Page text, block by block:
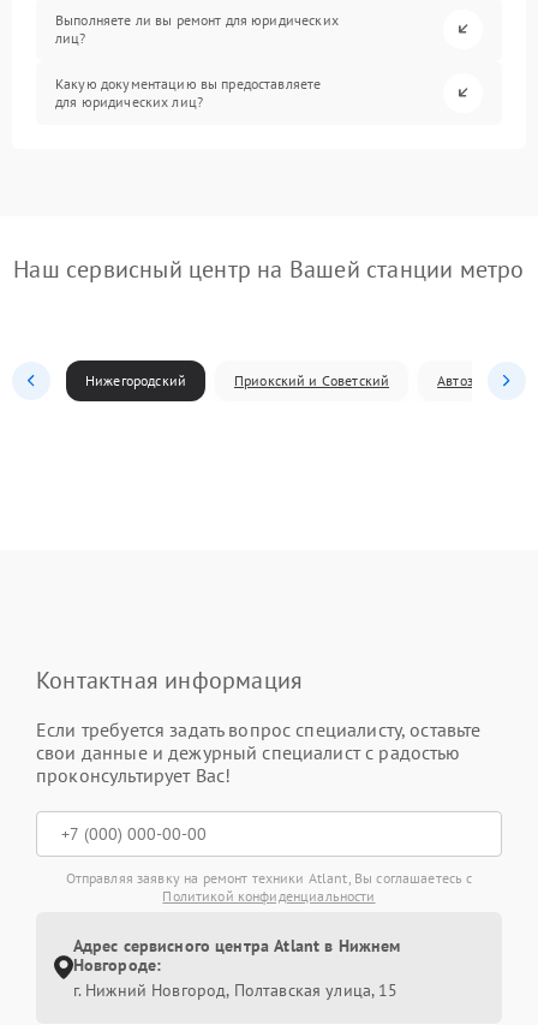
Выполняете ли вы ремонт для юридических
лиц?
Какую документацию вы предоставляете
для юридических лиц?
Наш сервисный центр на Вашей станции метро
Нижегородский Приокский и Советский Автозаводский
Контактная информация
Если требуется задать вопрос специалисту, оставьте
свои данные и дежурный специалист с радостью
проконсультирует Вас!
Отправляя заявку на ремонт техники Atlant, Вы соглашаетесь с
Политикой конфиденциальности
Адрес сервисного центра Atlant в Нижнем
Новгороде:
г. Нижний Новгород, Полтавская улица, 15